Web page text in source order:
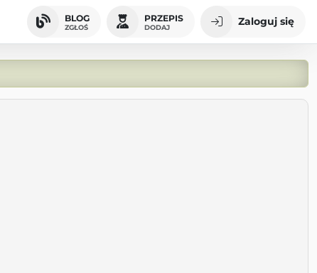
BLOG
ZGŁOŚ
PRZEPIS
DODAJ Zaloguj się